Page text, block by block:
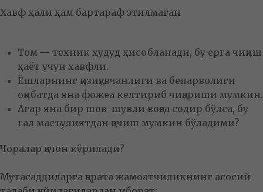
Хавф ҳали ҳам бартараф этилмаган
Том — техник ҳудуд ҳисобланади, бу ерга чиқиш
ҳаёт учун хавфли.
Ёшларнинг қизиқувчанлиги ва бепарволиги
оқибатда яна фожеа келтириб чиқариши мумкин.
Агар яна бир шов-шувли воқеа содир бўлса, бу
гал масъулиятдан қочиш мумкин бўладими?
Чоралар қачон кўрилади?
Мутасаддиларга қарата жамоатчиликнинг асосий